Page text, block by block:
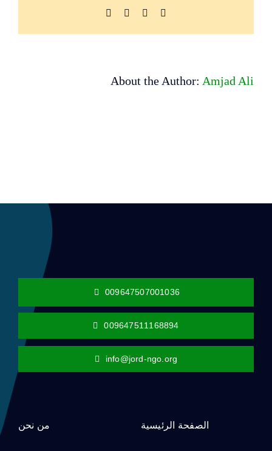
Facebook
LinkedIn
About the Author: Amjad Ali
009647507001036
009647511168894
info@jord-ngo.org
الصفحة الرئيسية من نحن